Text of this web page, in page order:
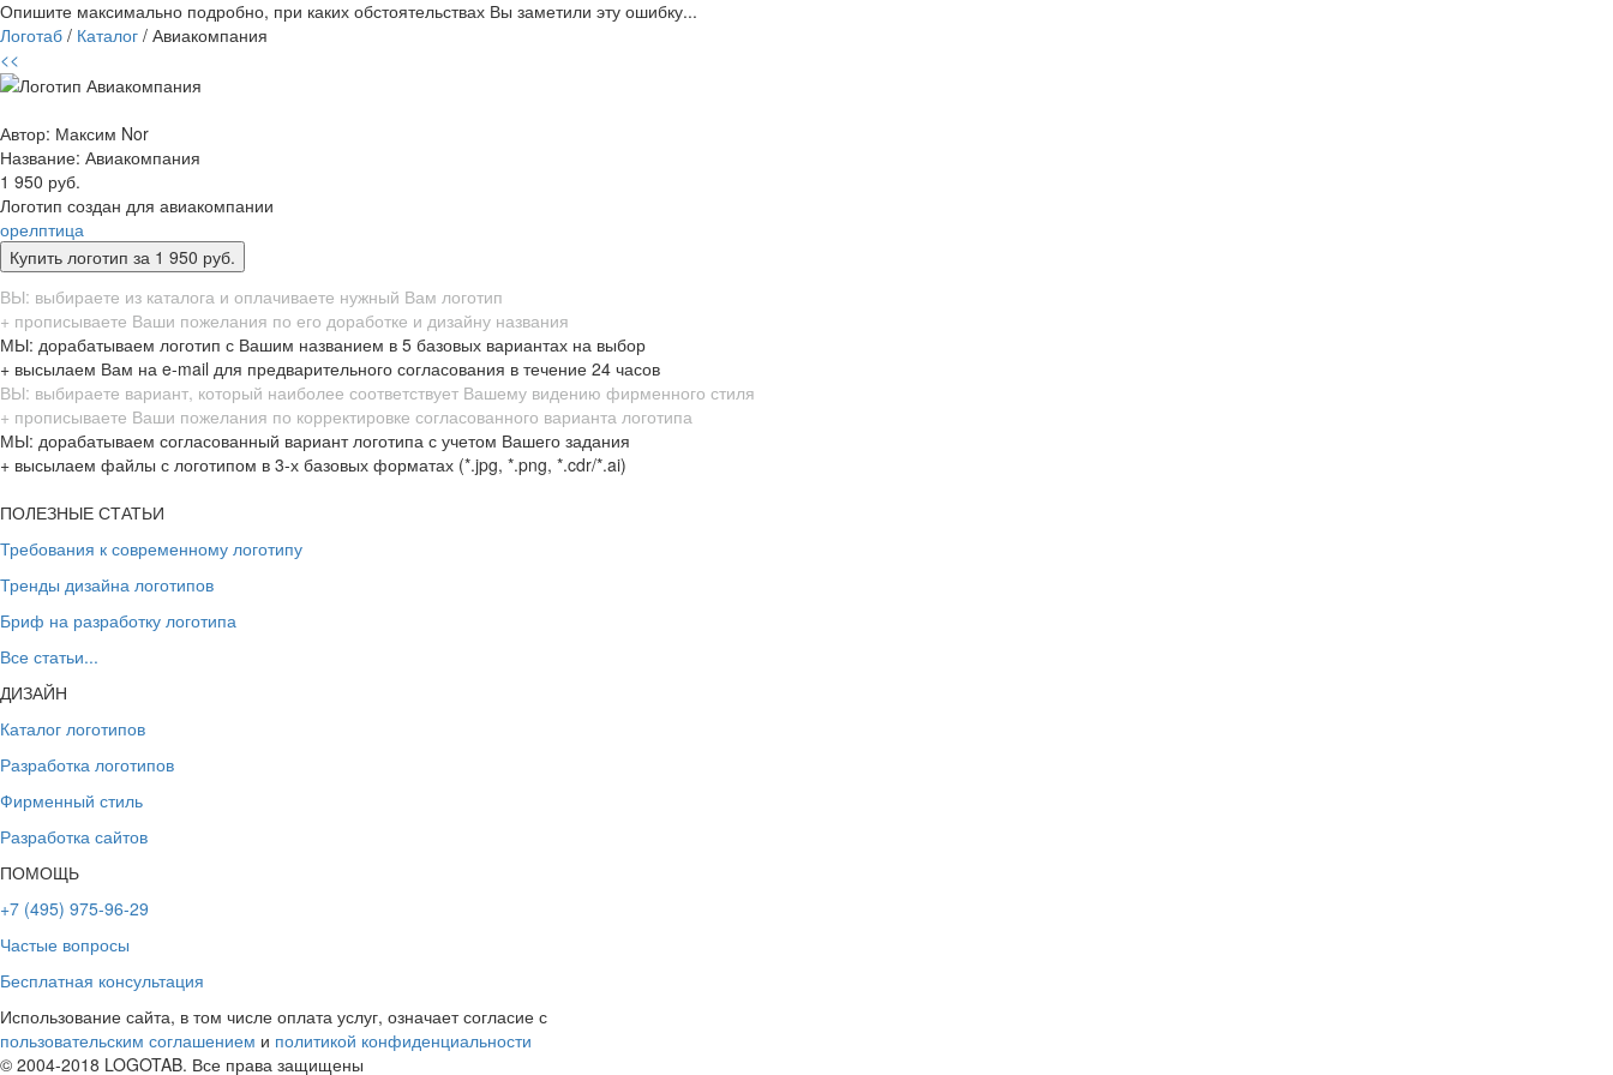
Опишите максимально подробно, при каких обстоятельствах Вы заметили эту ошибку...
Логотаб / Каталог / Авиакомпания
<<
Автор: Максим Nor
Название: Авиакомпания
1 950 руб.
Логотип создан для авиакомпании
орелптица
ВЫ: выбираете из каталога и оплачиваете нужный Вам логотип
+ прописываете Ваши пожелания по его доработке и дизайну названия
МЫ: дорабатываем логотип с Вашим названием в 5 базовых вариантах на выбор
+ высылаем Вам на e-mail для предварительного согласования в течение 24 часов
ВЫ: выбираете вариант, который наиболее соответствует Вашему видению фирменного стиля
+ прописываете Ваши пожелания по корректировке согласованного варианта логотипа
МЫ: дорабатываем согласованный вариант логотипа с учетом Вашего задания
+ высылаем файлы с логотипом в 3-х базовых форматах (*.jpg, *.png, *.cdr/*.ai)
ПОЛЕЗНЫЕ СТАТЬИ
Требования к современному логотипу
Тренды дизайна логотипов
Бриф на разработку логотипа
Все статьи...
ДИЗАЙН
Каталог логотипов
Разработка логотипов
Фирменный стиль
Разработка сайтов
ПОМОЩЬ
+7 (495) 975-96-29
Частые вопросы
Бесплатная консультация
Использование сайта, в том числе оплата услуг, означает согласие с
пользовательским соглашением и политикой конфиденциальности
© 2004-2018 LOGOTAB. Все права защищены